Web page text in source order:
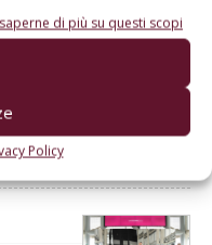
di più su questi scopi
Policy
in GDO ma export